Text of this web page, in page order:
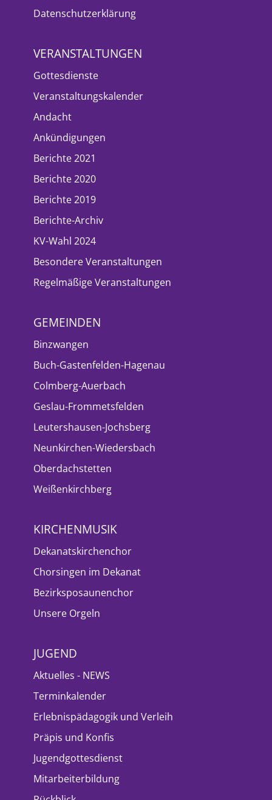
Datenschutzerklärung
VERANSTALTUNGEN
Gottesdienste
Veranstaltungskalender
Andacht
Ankündigungen
Berichte 2021
Berichte 2020
Berichte 2019
Berichte-Archiv
KV-Wahl 2024
Besondere Veranstaltungen
Regelmäßige Veranstaltungen
GEMEINDEN
Binzwangen
Buch-Gastenfelden-Hagenau
Colmberg-Auerbach
Geslau-Frommetsfelden
Leutershausen-Jochsberg
Neunkirchen-Wiedersbach
Oberdachstetten
Weißenkirchberg
KIRCHENMUSIK
Dekanatskirchenchor
Chorsingen im Dekanat
Bezirksposaunenchor
Unsere Orgeln
JUGEND
Aktuelles - NEWS
Terminkalender
Erlebnispädagogik und Verleih
Präpis und Konfis
Jugendgottesdienst
Mitarbeiterbildung